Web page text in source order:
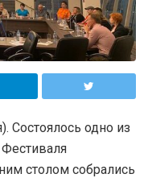
одно из
столом собрались